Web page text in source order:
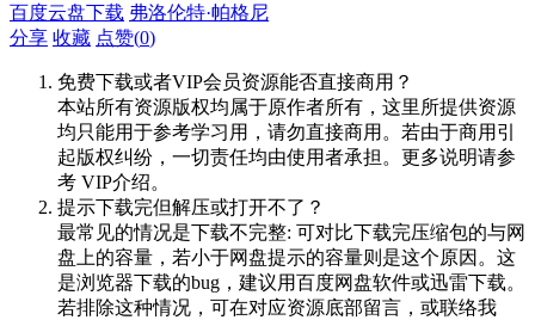
百度云盘下载 弗洛伦特·帕格尼
分享 收藏 点赞(0)
免费下载或者VIP会员资源能否直接商用？
本站所有资源版权均属于原作者所有，这里所提供资源
均只能用于参考学习用，请勿直接商用。若由于商用引
起版权纠纷，一切责任均由使用者承担。更多说明请参
考 VIP介绍。
提示下载完但解压或打开不了？
最常见的情况是下载不完整: 可对比下载完压缩包的与网
盘上的容量，若小于网盘提示的容量则是这个原因。这
是浏览器下载的bug，建议用百度网盘软件或迅雷下载。
若排除这种情况，可在对应资源底部留言，或联络我